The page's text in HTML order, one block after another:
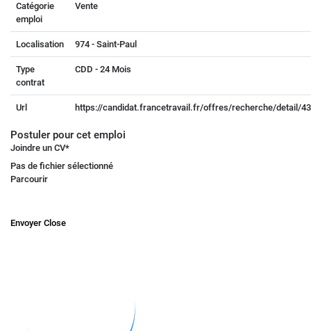
Catégorie
emploi
Vente
Localisation 974 - Saint-Paul
Type
contrat
CDD - 24 Mois
Url https://candidat.francetravail.fr/offres/recherche/detail/
Postuler pour cet emploi
Joindre un CV*
Pas de fichier sélectionné
Parcourir
Envoyer Close